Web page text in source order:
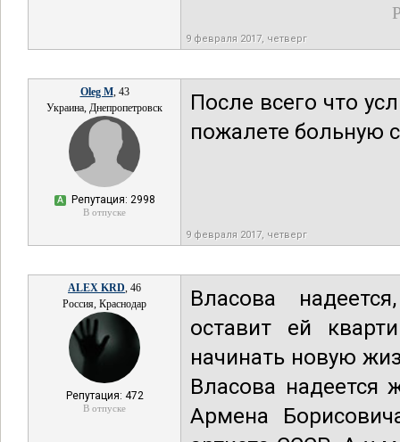
9 февраля 2017, четверг
Oleg M, 43
Украина, Днепропетровск
А Репутация: 2998
В отпуске
После всего что
пожалете больную
9 февраля 2017, четверг
ALEX KRD, 46
Россия, Краснодар
Репутация: 472
В отпуске
Власова
оставит ей
начинать новую
Власова
Армена